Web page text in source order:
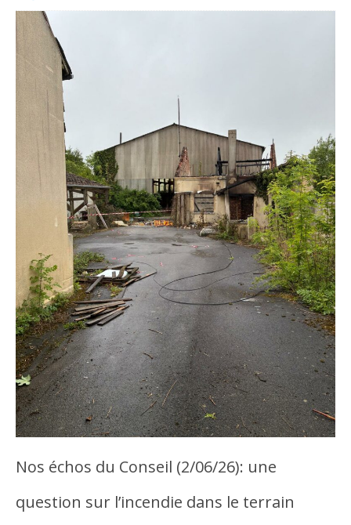
Nos échos du Conseil (2/06/26): une
question sur l’incendie dans le terrain